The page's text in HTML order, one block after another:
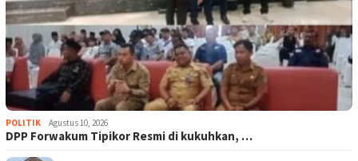
POLITIK Agustus 10, 2026
DPP Forwakum Tipikor Resmi di kukuhkan, …